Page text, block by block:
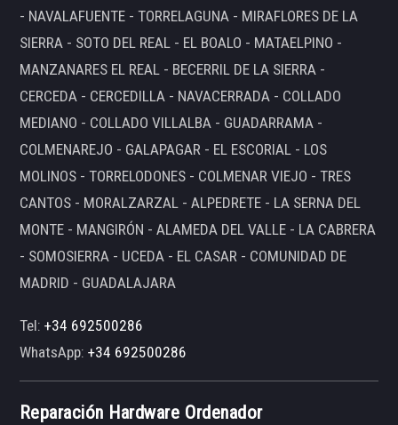
- NAVALAFUENTE - TORRELAGUNA - MIRAFLORES DE LA
SIERRA - SOTO DEL REAL - EL BOALO - MATAELPINO -
MANZANARES EL REAL - BECERRIL DE LA SIERRA -
CERCEDA - CERCEDILLA - NAVACERRADA - COLLADO
MEDIANO - COLLADO VILLALBA - GUADARRAMA -
COLMENAREJO - GALAPAGAR - EL ESCORIAL - LOS
MOLINOS - TORRELODONES - COLMENAR VIEJO - TRES
CANTOS - MORALZARZAL - ALPEDRETE - LA SERNA DEL
MONTE - MANGIRÓN - ALAMEDA DEL VALLE - LA CABRERA
- SOMOSIERRA - UCEDA - EL CASAR - COMUNIDAD DE
MADRID - GUADALAJARA
Tel:+34 692500286
WhatsApp:+34 692500286
Reparación Hardware Ordenador